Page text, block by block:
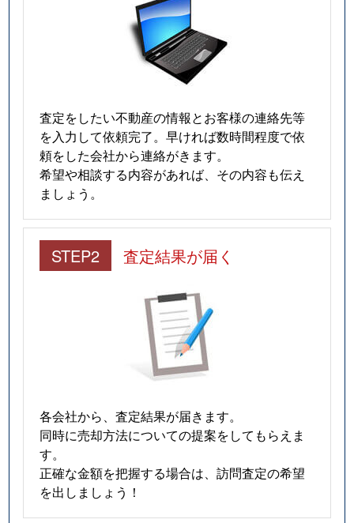
査定をしたい不動産の情報とお客様の連絡先等
を入力して依頼完了。早ければ数時間程度で依
頼をした会社から連絡がきます。
希望や相談する内容があれば、その内容も伝え
ましょう。
STEP2 査定結果が届く
各会社から、査定結果が届きます。
同時に売却方法についての提案をしてもらえま
す。
正確な金額を把握する場合は、訪問査定の希望
を出しましょう！